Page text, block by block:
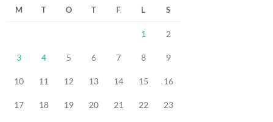
M T O T F L S
1 2
3 4 5 6 7 8 9
10 11 12 13 14 15 16
17 18 19 20 21 22 23